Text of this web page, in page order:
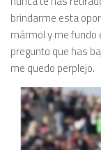
brindarme esta
mármol y me fundo
pregunto que has
me quedo perplejo.